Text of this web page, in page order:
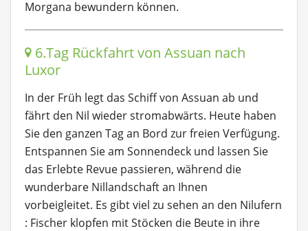
Morgana bewundern können.
6.Tag Rückfahrt von Assuan nach
Luxor
In der Früh legt das Schiff von Assuan ab und
fährt den Nil wieder stromabwärts. Heute haben
Sie den ganzen Tag an Bord zur freien Verfügung.
Entspannen Sie am Sonnendeck und lassen Sie
das Erlebte Revue passieren, während die
wunderbare Nillandschaft an Ihnen
vorbeigleitet. Es gibt viel zu sehen an den Nilufern
: Fischer klopfen mit Stöcken die Beute in ihre